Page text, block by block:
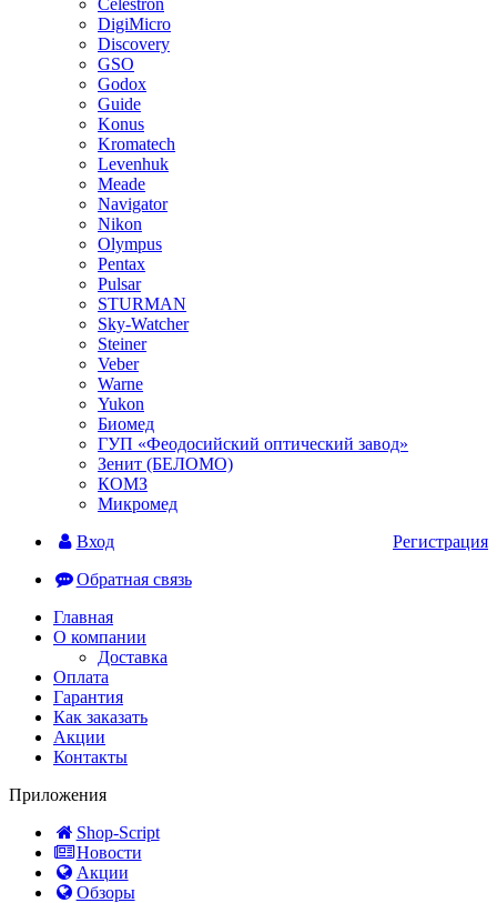
Celestron
DigiMicro
Discovery
GSO
Godox
Guide
Konus
Kromatech
Levenhuk
Meade
Navigator
Nikon
Olympus
Pentax
Pulsar
STURMAN
Sky-Watcher
Steiner
Veber
Warne
Yukon
Биомед
ГУП «Феодосийский оптический завод»
Зенит (БЕЛОМО)
КОМЗ
Микромед
Регистрация
Вход
Обратная связь
Главная
О компании
Доставка
Оплата
Гарантия
Как заказать
Акции
Контакты
Приложения
Shop-Script
Новости
Акции
Обзоры